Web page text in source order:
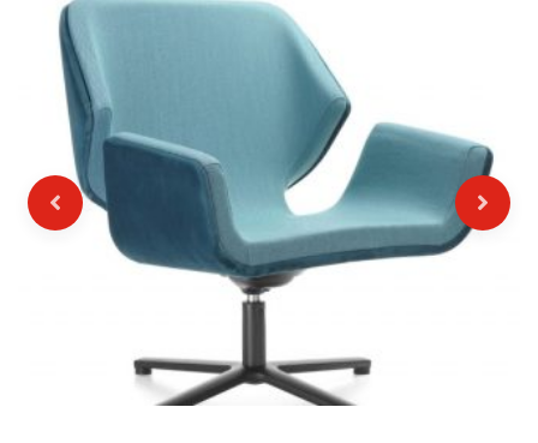
Previous Next